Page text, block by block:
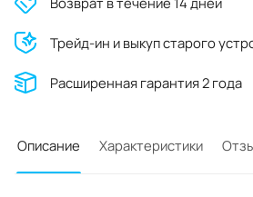
Трейд-ин и выкуп старого
Расширенная гарантия 2 года
Описание Характеристики